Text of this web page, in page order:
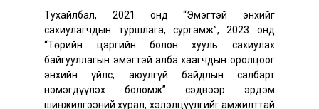
Тухайлбал, 2021 онд “Эмэгтэй энхийг
сахиулагчдын туршлага, сургамж”, 2023 онд
“Төрийн цэргийн болон хууль сахиулах
байгууллагын эмэгтэй алба хаагчдын оролцоог
энхийн үйлс, аюулгүй байдлын салбарт
нэмэгдүүлэх боломж” сэдвээр эрдэм
шинжилгээний хурал, хэлэлцүүлгийг амжилттай